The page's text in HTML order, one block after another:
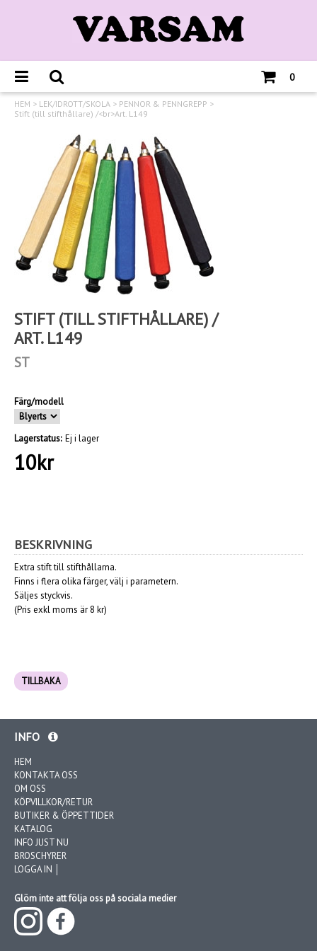
0
HEM > LEK/IDROTT/SKOLA > PENNOR & PENNGREPP >
Stift (till stifthållare) /<br>Art. L149
STIFT (TILL STIFTHÅLLARE) /
ART. L149
ST
Färg/modell
Lagerstatus: Ej i lager
10kr
BESKRIVNING
Extra stift till stifthållarna.
Finns i flera olika färger, välj i parametern.
Säljes styckvis.
(Pris exkl moms är 8 kr)
TILLBAKA
INFO
HEM
KONTAKTA OSS
OM OSS
KÖPVILLKOR/RETUR
BUTIKER & ÖPPETTIDER
KATALOG
INFO JUST NU
BROSCHYRER
LOGGA IN │
Glöm inte att följa oss på sociala medier